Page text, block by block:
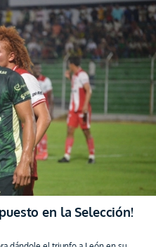
en la Selección!